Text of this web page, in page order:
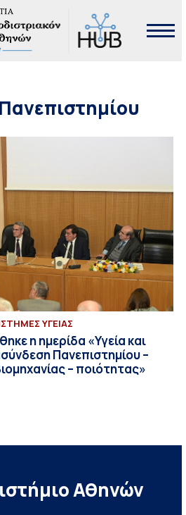
ΥΓΕΙΑΣ
η ημερίδα «Υγεία και
Πανεπιστημίου –
– ποιότητας»
Αθηνών